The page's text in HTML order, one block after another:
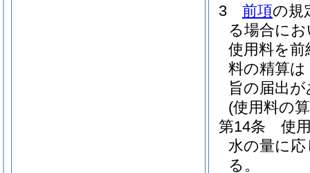
3
前項の規
る場合に
使用料を
料の精算
旨の届出
(使用料の
第14条
使
水の量に応
る。